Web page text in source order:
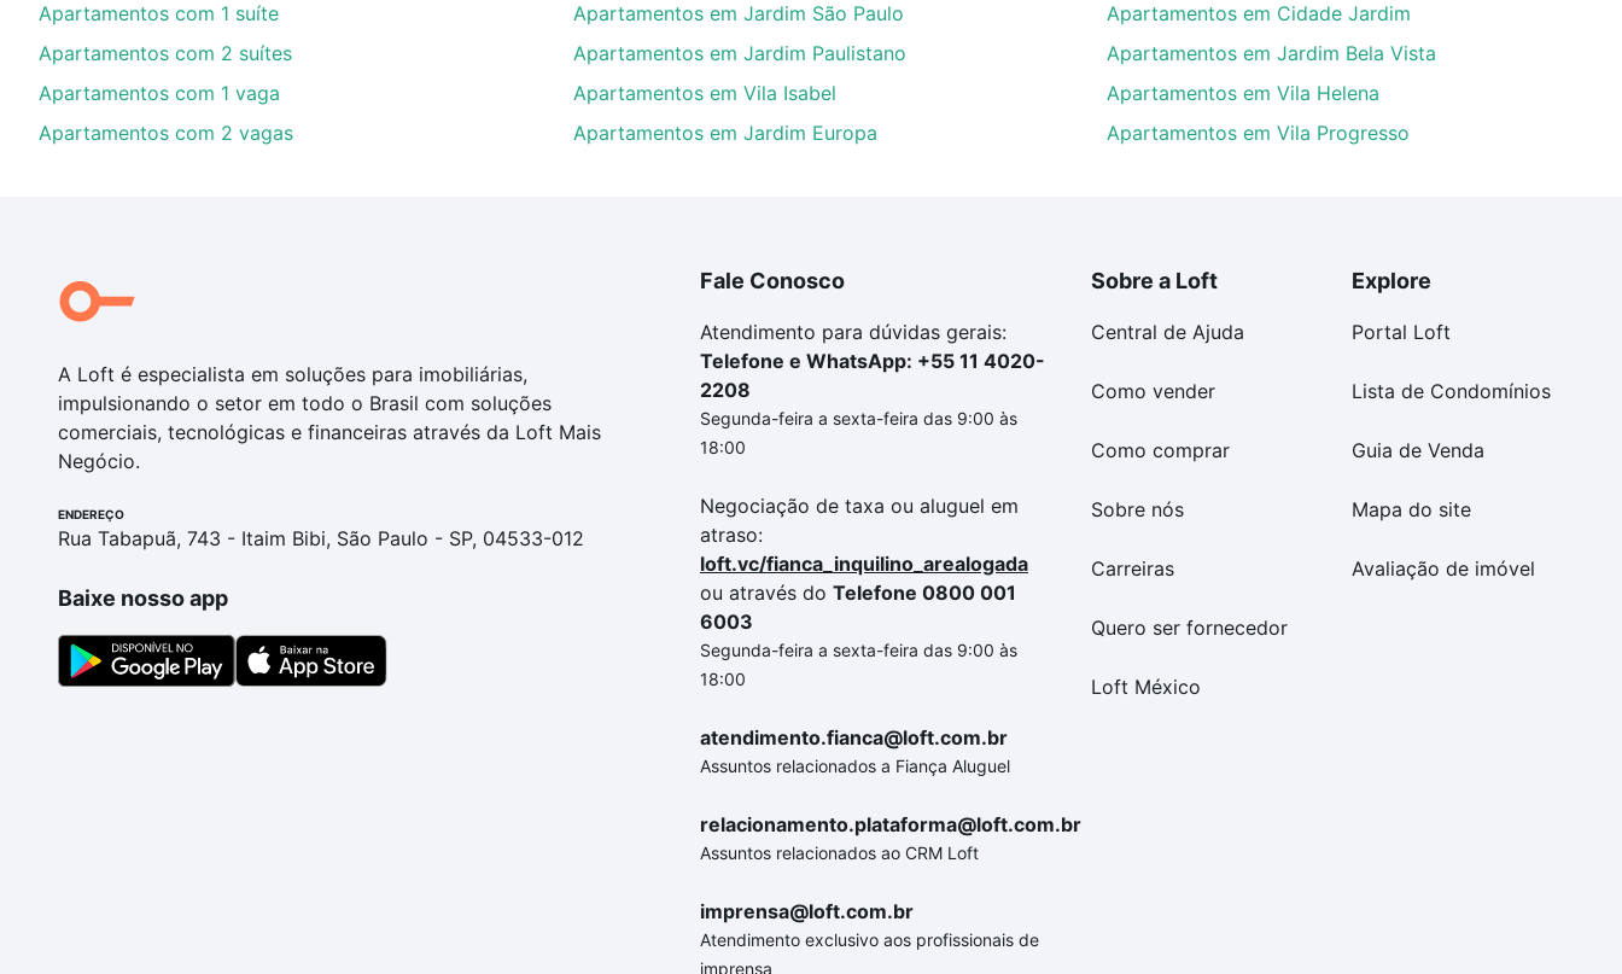
Apartamentos com 1 suíte
Apartamentos com 2 suítes
Apartamentos com 1 vaga
Apartamentos com 2 vagas
Apartamentos em Jardim São Paulo
Apartamentos em Jardim Paulistano
Apartamentos em Vila Isabel
Apartamentos em Jardim Europa
Apartamentos em Cidade Jardim
Apartamentos em Jardim Bela Vista
Apartamentos em Vila Helena
Apartamentos em Vila Progresso
A Loft é especialista em soluções para imobiliárias,
impulsionando o setor em todo o Brasil com soluções
comerciais, tecnológicas e financeiras através da Loft Mais
Negócio.
ENDEREÇO
Rua Tabapuã, 743 - Itaim Bibi, São Paulo - SP, 04533-012
Baixe nosso app
Fale Conosco
Atendimento para dúvidas gerais:
Telefone e WhatsApp: +55 11 4020-
2208
Segunda-feira a sexta-feira das 9:00 às
18:00
Negociação de taxa ou aluguel em
atraso:
loft.vc/fianca_inquilino_arealogada
ou através do Telefone 0800 001
6003
Segunda-feira a sexta-feira das 9:00 às
18:00
atendimento.fianca@loft.com.br
Assuntos relacionados a Fiança Aluguel
relacionamento.plataforma@loft.com.br
Assuntos relacionados ao CRM Loft
imprensa@loft.com.br
Atendimento exclusivo aos profissionais de
imprensa
Sobre a Loft
Central de Ajuda
Como vender
Como comprar
Sobre nós
Carreiras
Quero ser fornecedor
Loft México
Explore
Portal Loft
Lista de Condomínios
Guia de Venda
Mapa do site
Avaliação de imóvel